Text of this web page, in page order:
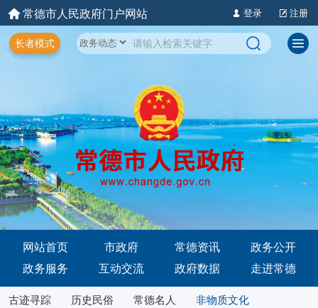
常德市人民政府门户网站 登录 注册
长者模式
网站首页 市政府 常德资讯
政务公开
政务服务
互动交流 政府数据 走进常德
古迹寻踪 历史民俗 常德名人 非物质文化